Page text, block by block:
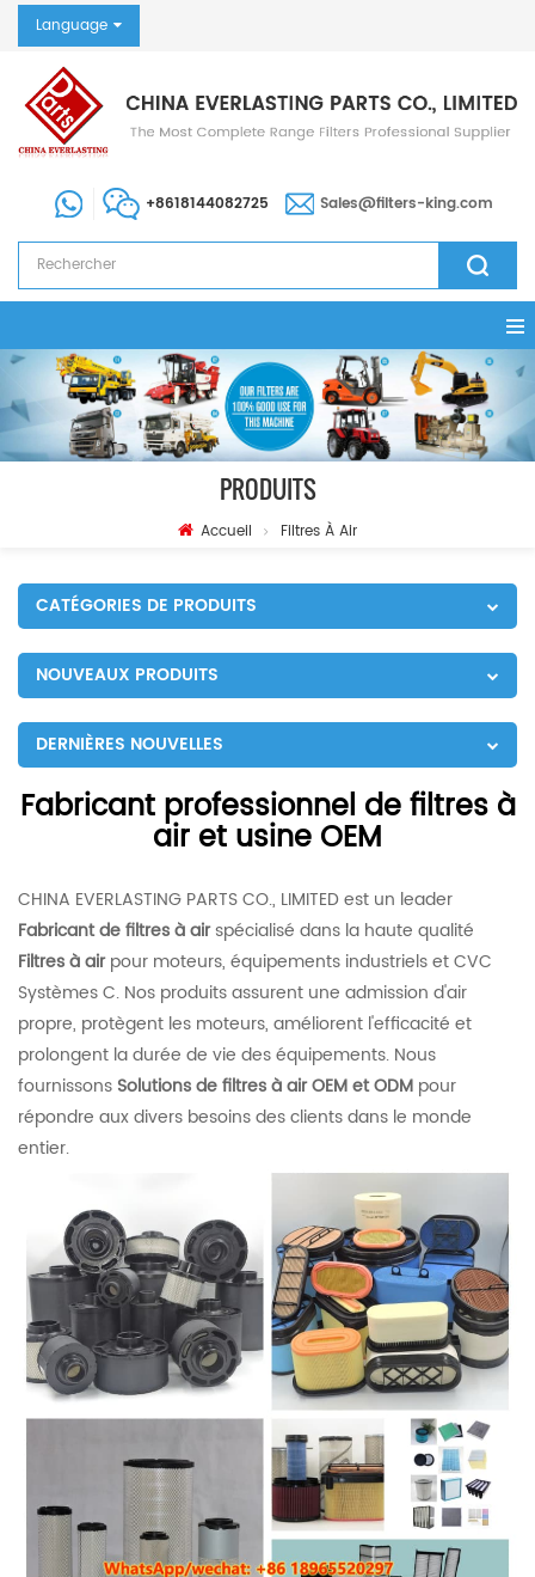
Language
+8618144082725 Sales@filters-king.com
PRODUITS
Accueil Filtres À Air
CATÉGORIES DE PRODUITS
NOUVEAUX PRODUITS
DERNIÈRES NOUVELLES
Fabricant professionnel de filtres à
air et usine OEM
CHINA EVERLASTING PARTS CO., LIMITED est un leader
Fabricant de filtres à airspécialisé dans la haute qualité
Filtres à airpour moteurs, équipements industriels et CVC
Systèmes C. Nos produits assurent une admission d'air
propre, protègent les moteurs, améliorent l'efficacité et
prolongent la durée de vie des équipements. Nous
fournissons Solutions de filtres à air OEM et ODM pour
répondre aux divers besoins des clients dans le monde
entier.